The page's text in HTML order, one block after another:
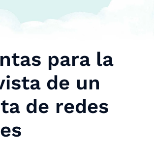
para la
de un
de redes